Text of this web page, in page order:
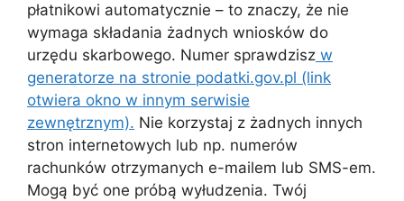
płatnikowi automatycznie – to znaczy, że nie
wymaga składania żadnych wniosków do
urzędu skarbowego. Numer sprawdzisz w
generatorze na stronie podatki.gov.pl (link
otwiera okno w innym serwisie
zewnętrznym). Nie korzystaj z żadnych innych
stron internetowych lub np. numerów
rachunków otrzymanych e-mailem lub SMS-em.
Mogą być one próbą wyłudzenia. Twój